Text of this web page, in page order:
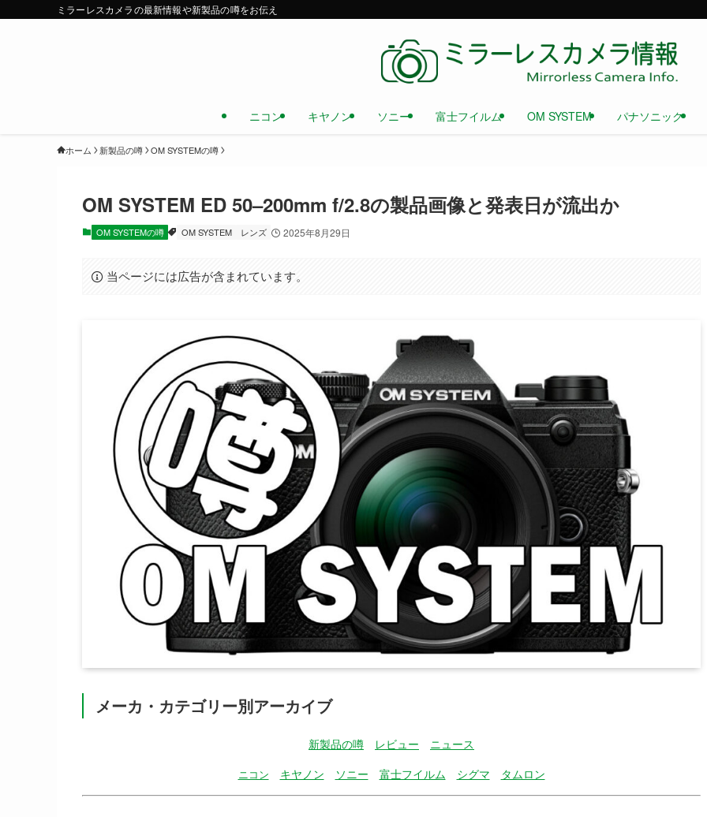
ミラーレスカメラの最新情報や新製品の噂をお伝え
ニコン キヤノン ソニー 富士フイルム OM SYSTEM パナソニック
ホーム 新製品の噂 OM SYSTEMの噂
OM SYSTEM ED 50–200mm f/2.8の製品画像と発表日が流出か
OM SYSTEMの噂 OM SYSTEM レンズ 2025年8月29日
当ページには広告が含まれています。
メーカ・カテゴリー別アーカイブ
新製品の噂 レビュー ニュース
ニコン キヤノン ソニー 富士フイルム シグマ タムロン